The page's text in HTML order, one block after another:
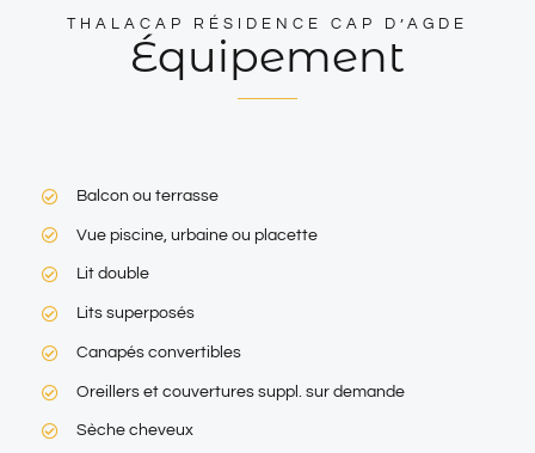
THALACAP RÉSIDENCE CAP D’AGDE
Équipement
Balcon ou terrasse
Vue piscine, urbaine ou placette
Lit double
Lits superposés
Canapés convertibles
Oreillers et couvertures suppl. sur demande
Sèche cheveux